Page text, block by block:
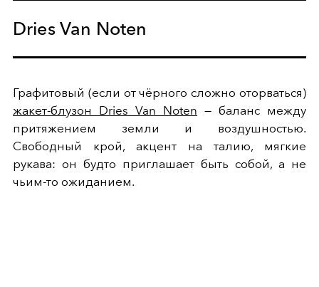
Dries Van Noten
Графитовый (если от чёрного сложно оторваться)
жакет-блузон Dries Van Noten — баланс между
притяжением земли и воздушностью.
Свободный крой, акцент на талию, мягкие
рукава: он будто приглашает быть собой, а не
чьим-то ожиданием.